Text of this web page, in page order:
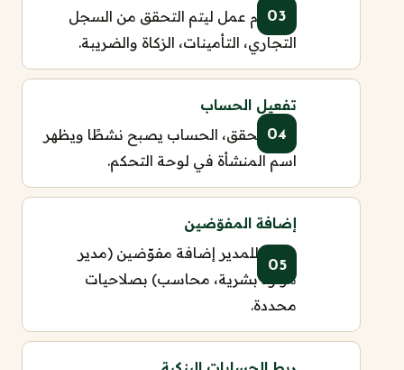
3-7 أيام عمل ليتم التحقق من السجل
التجاري، التأمينات، الزكاة والضريبة.
تفعيل الحساب
بعد التحقق، الحساب يصبح نشطًا ويظهر
اسم المنشأة في لوحة التحكم.
إضافة المفوّضين
يمكن للمدير إضافة مفوّضين (مدير
موارد بشرية، محاسب) بصلاحيات
محددة.